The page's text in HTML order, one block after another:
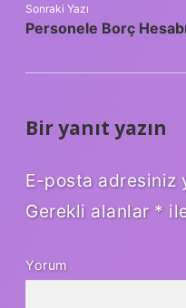
Sonraki Yazı
Personele Borç Hesabı
Bir yanıt yazın
E-posta adresiniz
Gerekli alanlar *
Yorum